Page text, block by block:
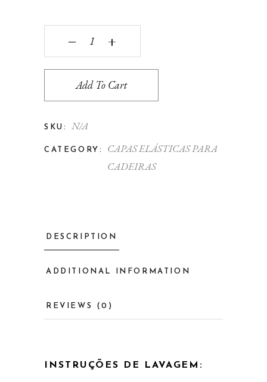
CAPA ELÁSTICA P/ CADEIRA C/ ENCOSTO
‒ +
Add To Cart
SKU: N/A
CATEGORY:
CAPAS ELÁSTICAS PARA
CADEIRAS
DESCRIPTION
ADDITIONAL INFORMATION
REVIEWS (0)
INSTRUÇÕES DE LAVAGEM: